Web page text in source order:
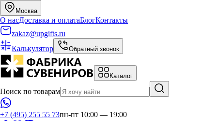
Москва
О насДоставка и оплатаБлогКонтакты
zakaz@upgifts.ru
Калькулятор
Обратный звонок
Каталог
Поиск по товарам
+7 (495) 255 55 73пн-пт 10:00 — 19:00